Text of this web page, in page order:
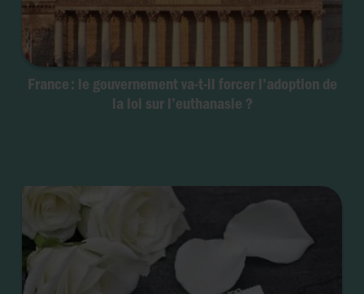
France : le gouvernement va-t-il forcer l’adoption de
la loi sur l’euthanasie ?